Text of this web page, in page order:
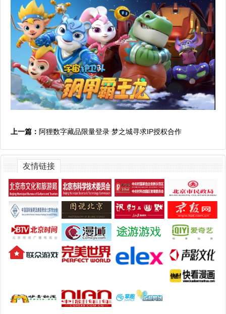
上一篇： 阿狸数字藏品限量登录 梦之城寻求IP授权合作
友情链接